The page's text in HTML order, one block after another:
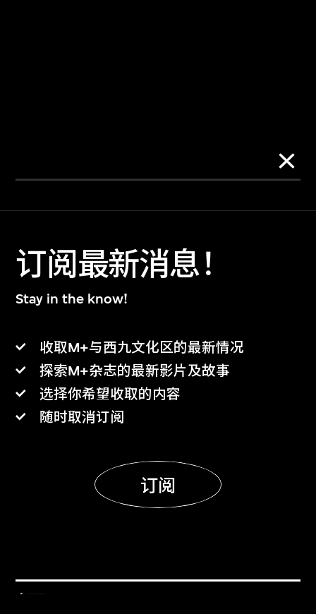
订阅最新消息！
Stay in the know!
收取M+与西九文化区的最新情况
探索M+杂志的最新影片及故事
选择你希望收取的内容
随时取消订阅
订阅